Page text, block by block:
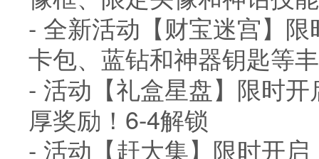
- 全新活动【财宝迷宫】
卡包、蓝钻和神器钥匙等
- 活动【礼盒星盘】限时
厚奖励！6-4解锁
- 活动【赶大集】限时开